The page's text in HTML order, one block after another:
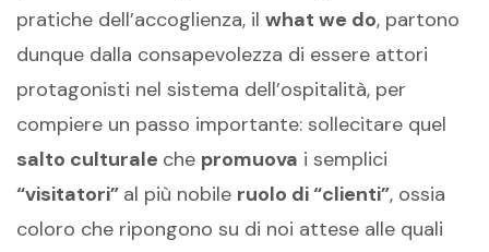
pratiche dell’accoglienza, il what we do, partono
dunque dalla consapevolezza di essere attori
protagonisti nel sistema dell’ospitalità, per
compiere un passo importante: sollecitare quel
salto culturale che promuova i semplici
“visitatori” al più nobile ruolo di “clienti”, ossia
coloro che ripongono su di noi attese alle quali